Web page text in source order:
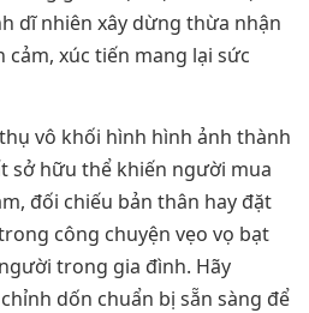
dĩ nhiên xây dừng thừa nhận
xúc tiến mang lại sức
vô khối hình hình ảnh thành
sở hữu thể khiến người mua
đối chiếu bản thân hay đặt
công chuyện vẹo vọ bạt
trong gia đình. Hãy
dốn chuẩn bị sẵn sàng để